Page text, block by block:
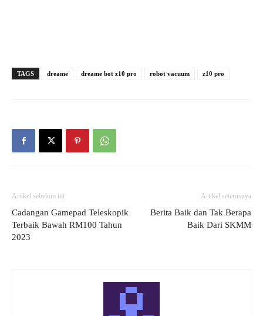
TAGS dreame dreame bot z10 pro robot vacuum z10 pro
Artikel sebelum ini
Cadangan Gamepad Teleskopik
Terbaik Bawah RM100 Tahun
2023
Artikel seterusnya
Berita Baik dan Tak Berapa
Baik Dari SKMM